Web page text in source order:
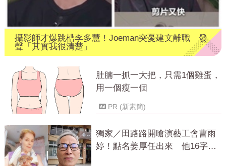
攝影師才爆跳槽李多慧！Joeman突憂建文離職 發
聲「其實我很清楚」
肚腩一抓一大把，只需1個雞蛋，
用一個瘦一個
PR (新素簡)
獨家／田路路開嗆演藝工會曹雨
婷！點名姜厚任出來 他16字回